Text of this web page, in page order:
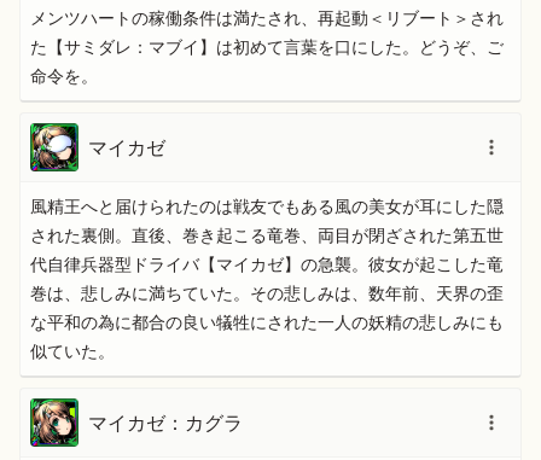
メンツハートの稼働条件は満たされ、再起動＜リブート＞され
た【サミダレ：マブイ】は初めて言葉を口にした。どうぞ、ご
命令を。
マイカゼ
風精王へと届けられたのは戦友でもある風の美女が耳にした隠
された裏側。直後、巻き起こる竜巻、両目が閉ざされた第五世
代自律兵器型ドライバ【マイカゼ】の急襲。彼女が起こした竜
巻は、悲しみに満ちていた。その悲しみは、数年前、天界の歪
な平和の為に都合の良い犠牲にされた一人の妖精の悲しみにも
似ていた。
マイカゼ：カグラ